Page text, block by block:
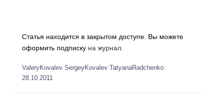
Статья находится в закрытом доступе. Вы можете
оформить подписку на журнал.
ValeryKovalev SergeyKovalev TatyanaRadchenko
28.10.2011